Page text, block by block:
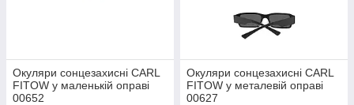
Окуляри сонцезахисні CARL
FITOW у маленькій оправі
00652
Окуляри сонцезахисні CARL
FITOW у металевій оправі
00627